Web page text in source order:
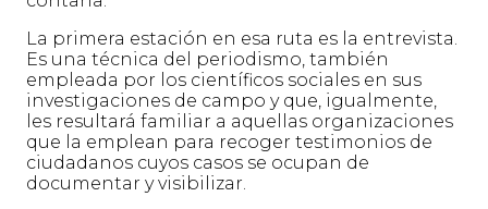
La primera estación en esa ruta es la entrevista.
Es una técnica del periodismo, también
empleada por los científicos sociales en sus
investigaciones de campo y que, igualmente,
les resultará familiar a aquellas organizaciones
que la emplean para recoger testimonios de
ciudadanos cuyos casos se ocupan de
documentar y visibilizar.